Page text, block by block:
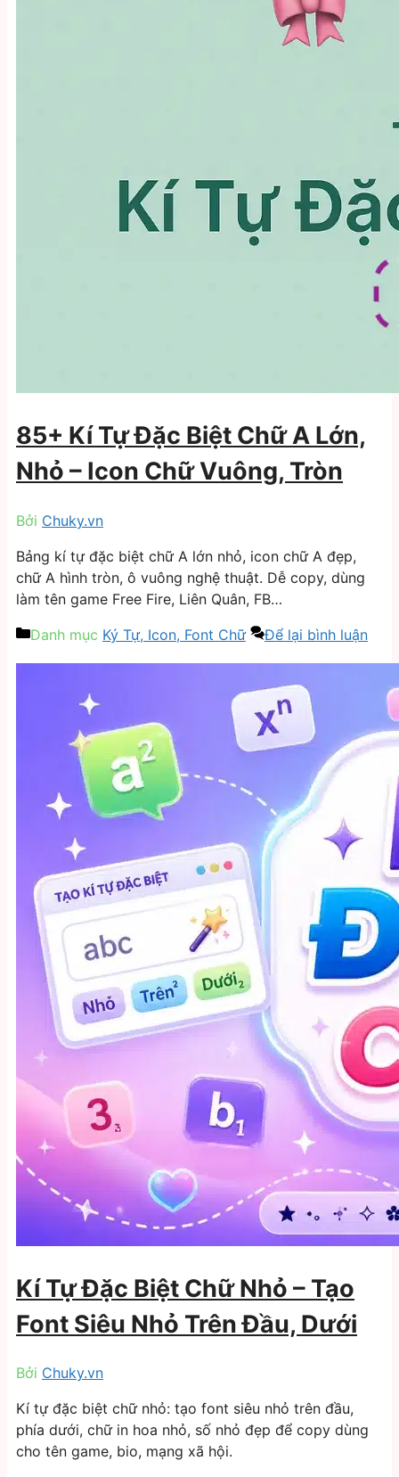
85+ Kí Tự Đặc Biệt Chữ A Lớn,
Nhỏ – Icon Chữ Vuông, Tròn
Bởi Chuky.vn
Bảng kí tự đặc biệt chữ A lớn nhỏ, icon chữ A đẹp,
chữ A hình tròn, ô vuông nghệ thuật. Dễ copy, dùng
làm tên game Free Fire, Liên Quân, FB…
Danh mục Ký Tự, Icon, Font Chữ Để lại bình luận
Kí Tự Đặc Biệt Chữ Nhỏ – Tạo
Font Siêu Nhỏ Trên Đầu, Dưới
Bởi Chuky.vn
Kí tự đặc biệt chữ nhỏ: tạo font siêu nhỏ trên đầu,
phía dưới, chữ in hoa nhỏ, số nhỏ đẹp để copy dùng
cho tên game, bio, mạng xã hội.